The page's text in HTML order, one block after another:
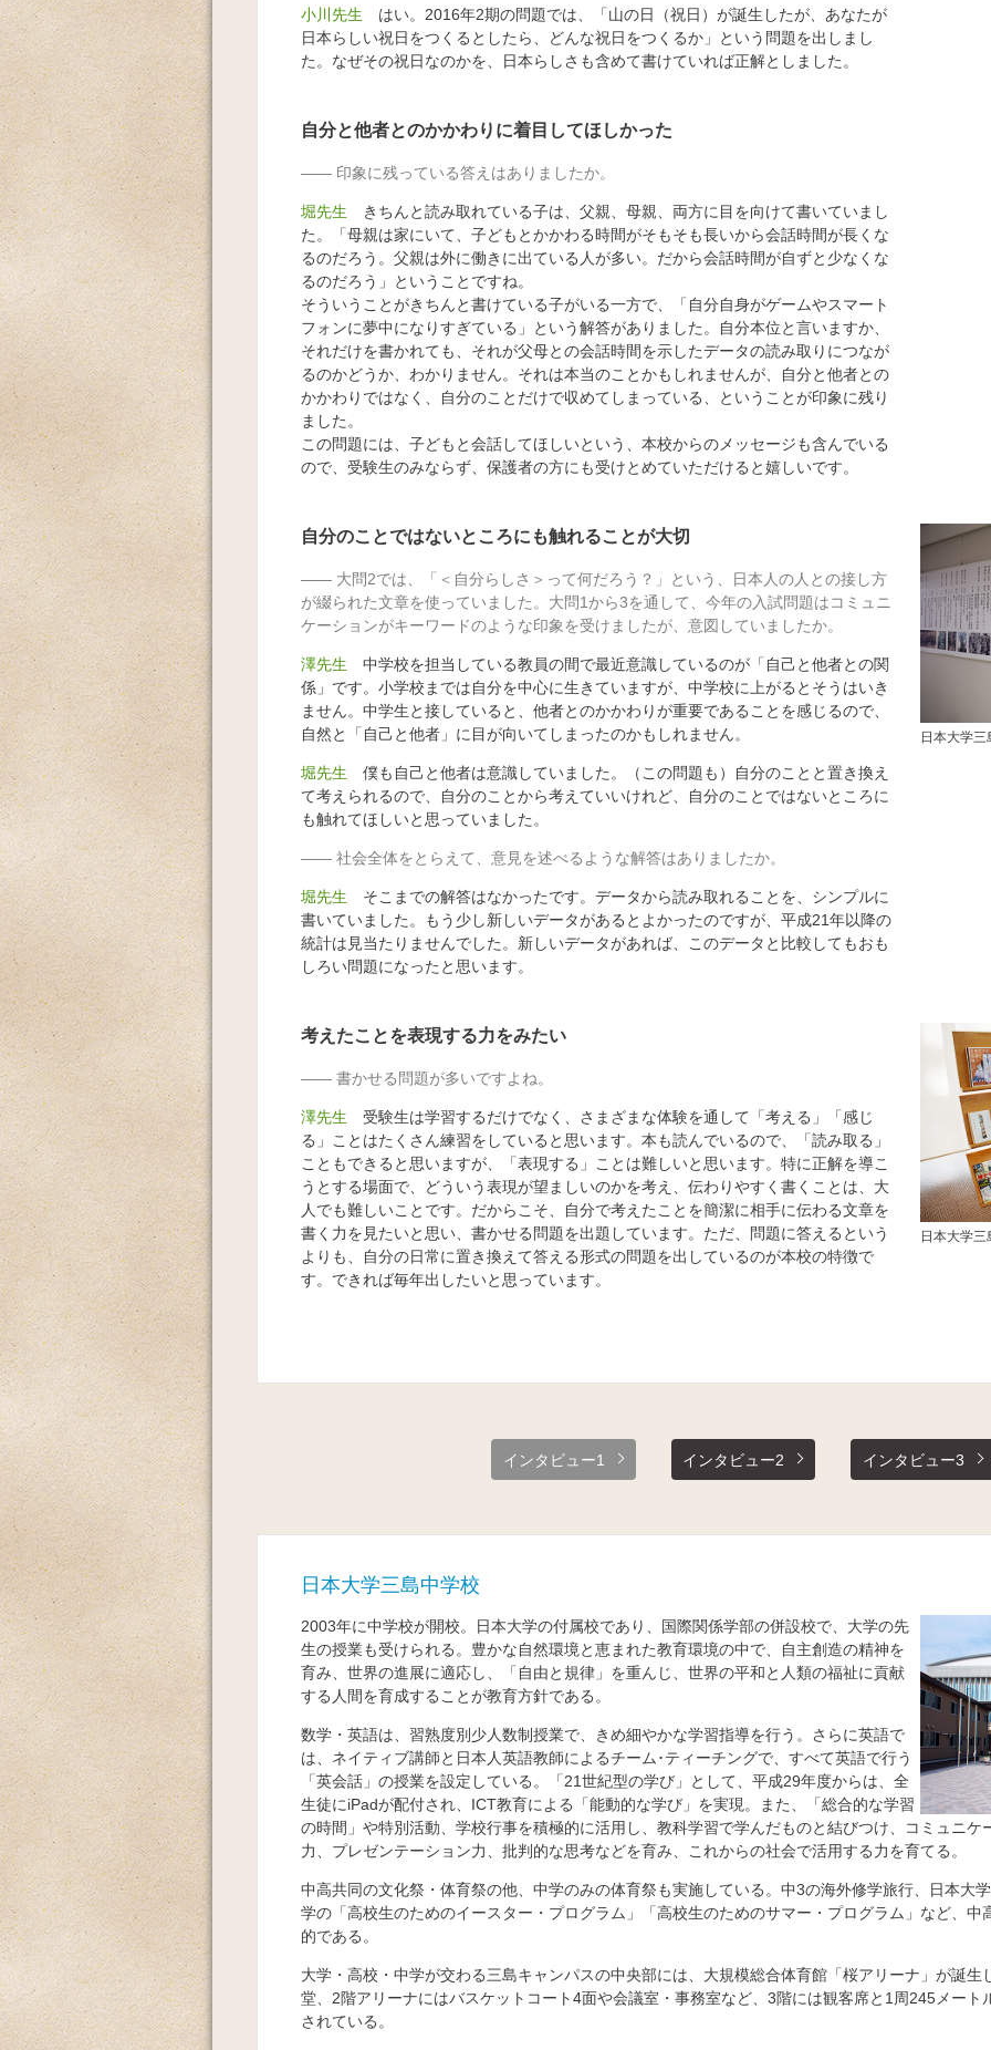
小川先生 はい。2016年2期の問題では、「山の日（祝日）が誕生したが、あなたが
日本らしい祝日をつくるとしたら、どんな祝日をつくるか」という問題を出しまし
た。なぜその祝日なのかを、日本らしさも含めて書けていれば正解としました。
自分と他者とのかかわりに着目してほしかった
印象に残っている答えはありましたか。
堀先生 きちんと読み取れている子は、父親、母親、両方に目を向けて書いていまし
た。「母親は家にいて、子どもとかかわる時間がそもそも長いから会話時間が長くな
るのだろう。父親は外に働きに出ている人が多い。だから会話時間が自ずと少なくな
るのだろう」ということですね。
そういうことがきちんと書けている子がいる一方で、「自分自身がゲームやスマート
フォンに夢中になりすぎている」という解答がありました。自分本位と言いますか、
それだけを書かれても、それが父母との会話時間を示したデータの読み取りにつなが
るのかどうか、わかりません。それは本当のことかもしれませんが、自分と他者との
かかわりではなく、自分のことだけで収めてしまっている、ということが印象に残り
ました。
この問題には、子どもと会話してほしいという、本校からのメッセージも含んでいる
ので、受験生のみならず、保護者の方にも受けとめていただけると嬉しいです。
自分のことではないところにも触れることが大切
大問2では、「＜自分らしさ＞って何だろう？」という、日本人の人との接し方
が綴られた文章を使っていました。大問1から3を通して、今年の入試問題はコミュニ
ケーションがキーワードのような印象を受けましたが、意図していましたか。
澤先生 中学校を担当している教員の間で最近意識しているのが「自己と他者との関
係」です。小学校までは自分を中心に生きていますが、中学校に上がるとそうはいき
ません。中学生と接していると、他者とのかかわりが重要であることを感じるので、
自然と「自己と他者」に目が向いてしまったのかもしれません。
堀先生 僕も自己と他者は意識していました。（この問題も）自分のことと置き換え
て考えられるので、自分のことから考えていいけれど、自分のことではないところに
も触れてほしいと思っていました。
社会全体をとらえて、意見を述べるような解答はありましたか。
堀先生 そこまでの解答はなかったです。データから読み取れることを、シンプルに
書いていました。もう少し新しいデータがあるとよかったのですが、平成21年以降の
統計は見当たりませんでした。新しいデータがあれば、このデータと比較してもおも
しろい問題になったと思います。
日本大学
考えたことを表現する力をみたい
書かせる問題が多いですよね。
澤先生 受験生は学習するだけでなく、さまざまな体験を通して「考える」「感じ
る」ことはたくさん練習をしていると思います。本も読んでいるので、「読み取る」
こともできると思いますが、「表現する」ことは難しいと思います。特に正解を導こ
うとする場面で、どういう表現が望ましいのかを考え、伝わりやすく書くことは、大
人でも難しいことです。だからこそ、自分で考えたことを簡潔に相手に伝わる文章を
書く力を見たいと思い、書かせる問題を出題しています。ただ、問題に答えるという
よりも、自分の日常に置き換えて答える形式の問題を出しているのが本校の特徴で
す。できれば毎年出したいと思っています。
日本大学
インタビュー1 インタビュー2 インタビュー3
日本大学三島中学校
2003年に中学校が開校。日本大学の付属校であり、国際関係学部の併設校で、大学の先
生の授業も受けられる。豊かな自然環境と恵まれた教育環境の中で、自主創造の精神を
育み、世界の進展に適応し、「自由と規律」を重んじ、世界の平和と人類の福祉に貢献
する人間を育成することが教育方針である。
数学・英語は、習熟度別少人数制授業で、きめ細やかな学習指導を行う。さらに英語で
は、ネイティブ講師と日本人英語教師によるチーム･ティーチングで、すべて英語で行う
「英会話」の授業を設定している。「21世紀型の学び」として、平成29年度からは、全
生徒にiPadが配付され、ICT教育による「能動的な学び」を実現。また、「総合的な学習
の時間」や特別活動、学校行事を積極的に活用し、教科学習で学んだものと結びつけ、コミュニケ
力、プレゼンテーション力、批判的な思考などを育み、これからの社会で活用する力を育てる。
中高共同の文化祭・体育祭の他、中学のみの体育祭も実施している。中3の海外修学旅行、日本大
学の「高校生のためのイースター・プログラム」「高校生のためのサマー・プログラム」など、中
的である。
大学・高校・中学が交わる三島キャンパスの中央部には、大規模総合体育館「桜アリーナ」が誕生
堂、2階アリーナにはバスケットコート4面や会議室・事務室など、3階には観客席と1周245メート
されている。